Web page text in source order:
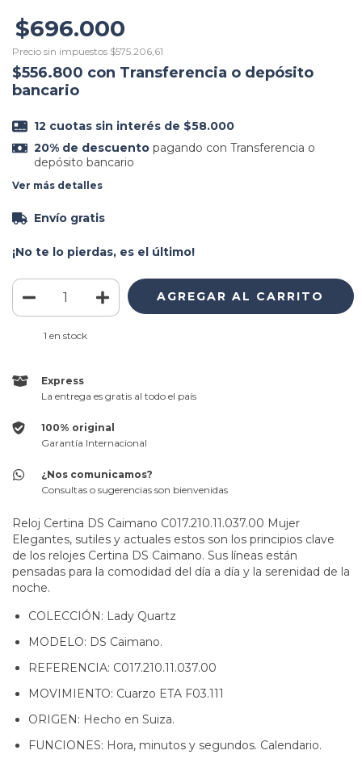
$696.000
Precio sin impuestos $575.206,61
$556.800 con Transferencia o depósito
bancario
12 cuotas sin interés de $58.000
20% de descuentopagando con Transferencia o
depósito bancario
Ver más detalles
Envío gratis
¡No te lo pierdas, es el último!
1 en stock
Express
La entrega es gratis al todo el país
100% original
Garantía Internacional
¿Nos comunicamos?
Consultas o sugerencias son bienvenidas
Reloj Certina DS Caimano C017.210.11.037.00 Mujer
Elegantes, sutiles y actuales estos son los principios clave
de los relojes Certina DS Caimano. Sus líneas están
pensadas para la comodidad del día a día y la serenidad de la
noche.
COLECCIÓN: Lady Quartz
MODELO: DS Caimano.
REFERENCIA: C017.210.11.037.00
MOVIMIENTO: Cuarzo ETA F03.111
ORIGEN: Hecho en Suiza.
FUNCIONES: Hora, minutos y segundos. Calendario.